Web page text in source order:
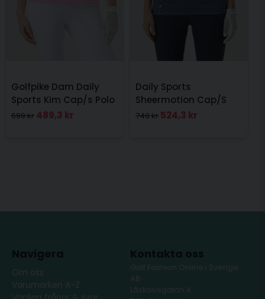
Golfpike Dam Daily
Sports Kim Cap/s Polo
Rosa
699 kr 489,3 kr
Daily Sports
Sheermotion Cap/S
Polo shirt Navy
749 kr 524,3 kr
Om oss
Varumärken A-Z
Golf Fashion Online i Sverige
AB
Låskolvsgatan 4